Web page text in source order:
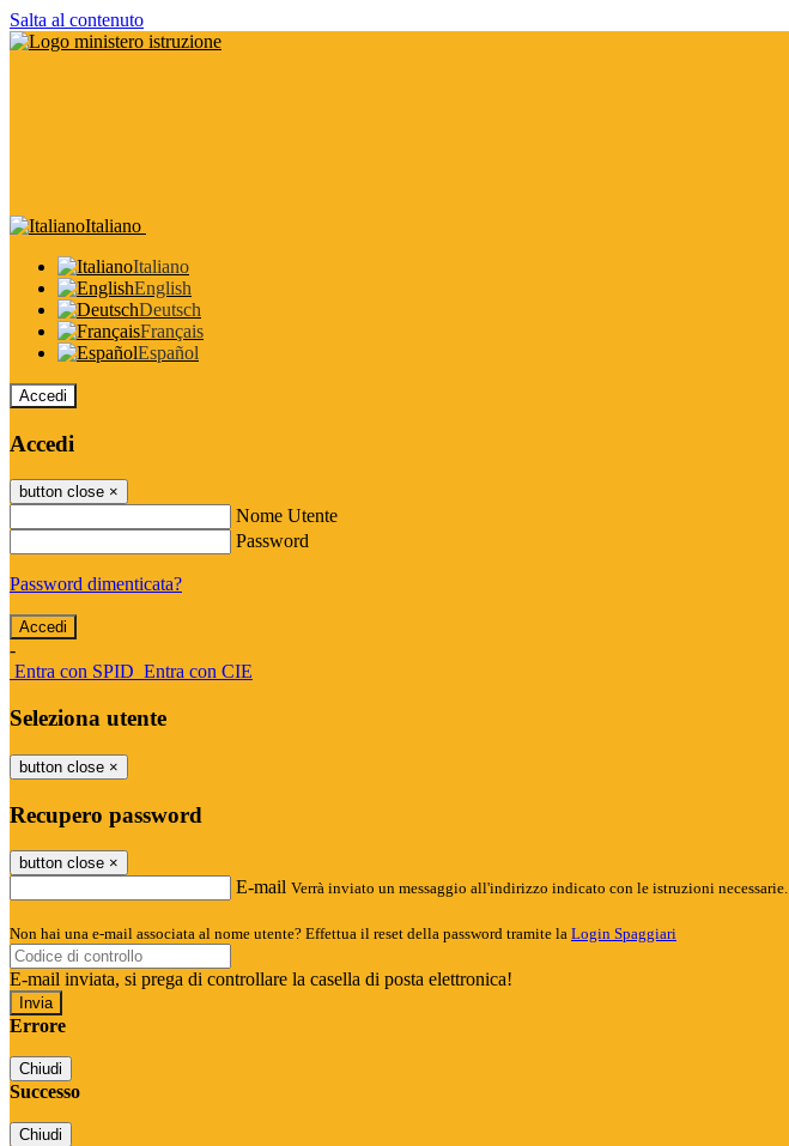
Salta al contenuto
Italiano
Italiano
English
Deutsch
Français
Español
Accedi
Accedi
button close ×
Nome Utente
Password
Password dimenticata?
-
Entra con SPID Entra con CIE
Seleziona utente
button close ×
Recupero password
button close ×
E-mail Verrà inviato un messaggio all'indirizzo indicato con le istruzioni necessarie.
Non hai una e-mail associata al nome utente? Effettua il reset della password tramite la Login Spaggiari
E-mail inviata, si prega di controllare la casella di posta elettronica!
Errore
Chiudi
Successo
Chiudi